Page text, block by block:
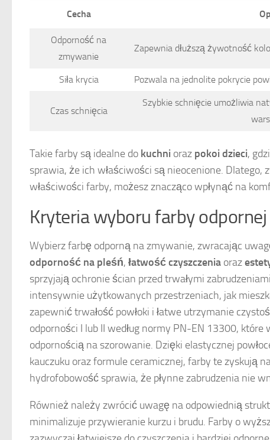
Cecha
Odporność na
zmywanie
Zapewnia dłuższą żywotność
Siła krycia Pozwala na jednolite pokrycie
Czas schnięcia
Szybkie schnięcie umożliwia
Takie farby są idealne do kuchni oraz pokoi dzieci,
sprawia, że ich właściwości są nieocenione. Dlatego,
właściwości farby, możesz znacząco wpłynąć na
Kryteria wyboru farby
Wybierz farbę odporną na zmywanie, zwracając
odporność na pleśń, łatwość czyszczenia oraz
sprzyjają ochronie ścian przed trwałymi
intensywnie użytkowanych przestrzeniach, jak
zapewnić trwałość powłoki i łatwe utrzymanie
odporności I lub II według normy PN-EN 13300,
odpornością na szorowanie. Dzięki elastycznej
kauczuku oraz formule ceramicznej, farby te zyskują
hydrofobowość sprawia, że płynne zabrudzenia nie
Również należy zwrócić uwagę na odpowiednią
minimalizuje przywieranie kurzu i brudu. Farby o